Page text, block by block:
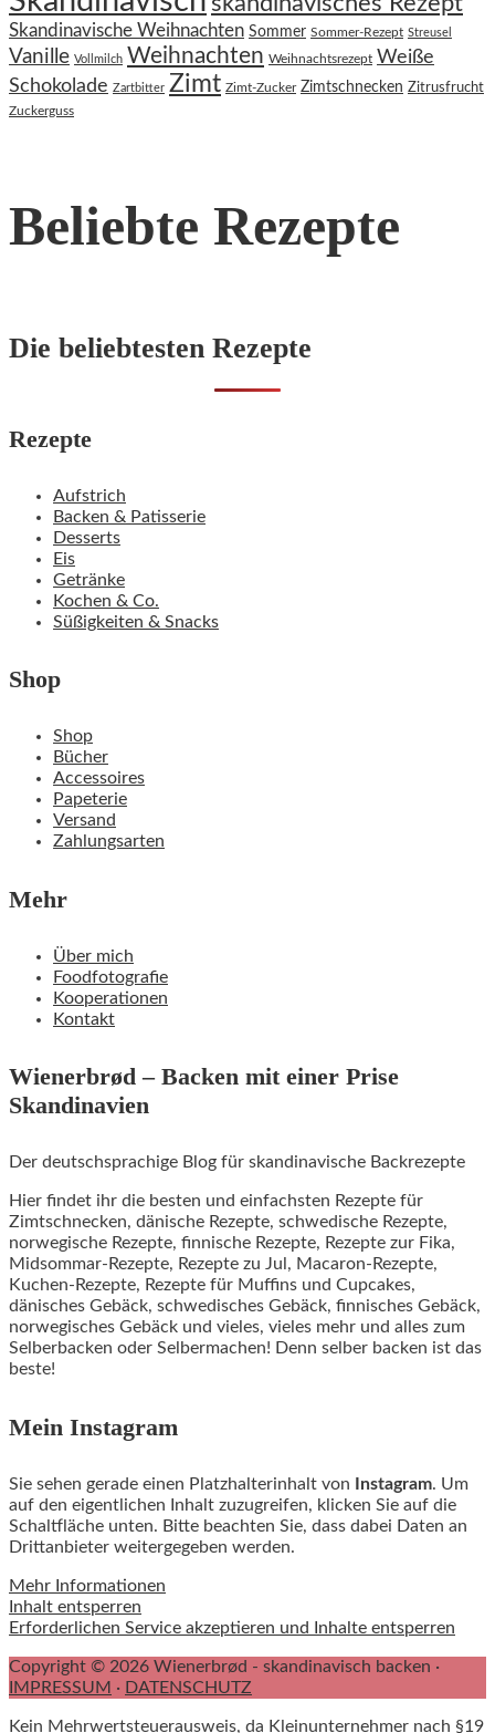
Skandinavische Weihnachten Sommer Sommer-Rezept Streusel
Vanille Vollmilch Weihnachten Weihnachtsrezept Weiße
Schokolade Zartbitter Zimt Zimt-Zucker Zimtschnecken Zitrusfrucht
Zuckerguss
Beliebte Rezepte
Die beliebtesten Rezepte
Rezepte
Aufstrich
Backen & Patisserie
Desserts
Eis
Getränke
Kochen & Co.
Süßigkeiten & Snacks
Shop
Shop
Bücher
Accessoires
Papeterie
Versand
Zahlungsarten
Mehr
Über mich
Foodfotografie
Kooperationen
Kontakt
Wienerbrød – Backen mit einer Prise
Skandinavien
Der deutschsprachige Blog für skandinavische Backrezepte
Hier findet ihr die besten und einfachsten Rezepte für
Zimtschnecken, dänische Rezepte, schwedische Rezepte,
norwegische Rezepte, finnische Rezepte, Rezepte zur Fika,
Midsommar-Rezepte, Rezepte zu Jul, Macaron-Rezepte,
Kuchen-Rezepte, Rezepte für Muffins und Cupcakes,
dänisches Gebäck, schwedisches Gebäck, finnisches Gebäck,
norwegisches Gebäck und vieles, vieles mehr und alles zum
Selberbacken oder Selbermachen! Denn selber backen ist das
beste!
Mein Instagram
Sie sehen gerade einen Platzhalterinhalt von Instagram. Um
auf den eigentlichen Inhalt zuzugreifen, klicken Sie auf die
Schaltfläche unten. Bitte beachten Sie, dass dabei Daten an
Drittanbieter weitergegeben werden.
Mehr Informationen
Inhalt entsperren
Erforderlichen Service akzeptieren und Inhalte entsperren
Copyright © 2026 Wienerbrød - skandinavisch backen ·
IMPRESSUM · DATENSCHUTZ
Kein Mehrwertsteuerausweis, da Kleinunternehmer nach §19